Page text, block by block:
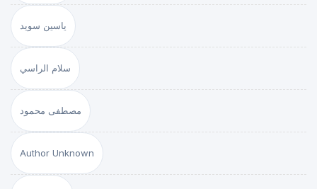
ياسين سويد
سلام الراسي
مصطفى محمود
Author Unknown